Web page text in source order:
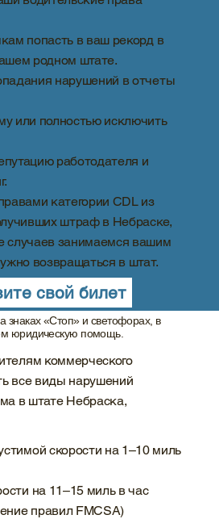
попасть в ваш рекорд в
родном штате.
нарушений в отчеты
или полностью исключить
работодателя и
категории CDL из
штраф в Небраске,
случаев занимаемся вашим
возвращаться в штат.
свой билет
знаках «Стоп» и светофорах, в
юридическую помощь.
коммерческого
все виды нарушений
в штате Небраска,
скорости на 1–10 миль
на 11–15 миль в час
правил FMCSA)